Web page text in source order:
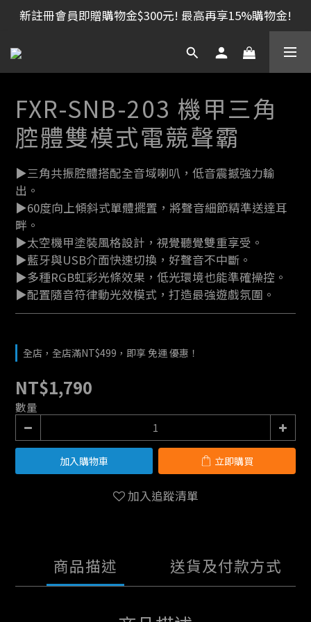
新註冊會員即贈購物金$300元! 最高再享15%購物金!
FXR-SNB-203 機甲三角
腔體雙模式電競聲霸
▶三角共振腔體搭配全音域喇叭，低音震撼強力輸
出。
▶60度向上傾斜式單體擺置，將聲音細節精準送達耳
畔。
▶太空機甲塗裝風格設計，視覺聽覺雙重享受。
▶藍牙與USB介面快速切換，好聲音不中斷。
▶多種RGB虹彩光條效果，低光環境也能準確操控。
▶配置隨音符律動光效模式，打造最強遊戲氛圍。
全店，全店滿NT$499，即享 免運 優惠！
NT$1,790
數量
加入購物車 立即購買
加入追蹤清單
商品描述 送貨及付款方式